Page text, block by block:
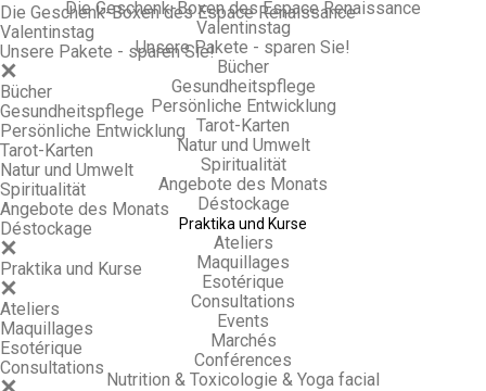
Die Geschenk-Boxen des Espace Renaissance
Valentinstag
Unsere Pakete - sparen Sie!
Bücher
Gesundheitspflege
Persönliche Entwicklung
Tarot-Karten
Natur und Umwelt
Spiritualität
Angebote des Monats
Déstockage
Praktika und Kurse
Ateliers
Maquillages
Esotérique
Consultations
Die Geschenk-Boxen des Espace Renaissance
Valentinstag
Unsere Pakete - sparen Sie!
Bücher
Gesundheitspflege
Persönliche Entwicklung
Tarot-Karten
Natur und Umwelt
Spiritualität
Angebote des Monats
Déstockage
Praktika und Kurse
Ateliers
Maquillages
Esotérique
Consultations
Events
Marchés
Conférences
Nutrition & Toxicologie & Yoga facial